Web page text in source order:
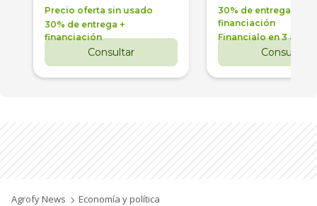
Precio oferta sin usado
30% de entrega +
financiación
Consultar
30% de entrega +
financiación
Financialo en 3 años
Consultar
Agrofy News Economía y política